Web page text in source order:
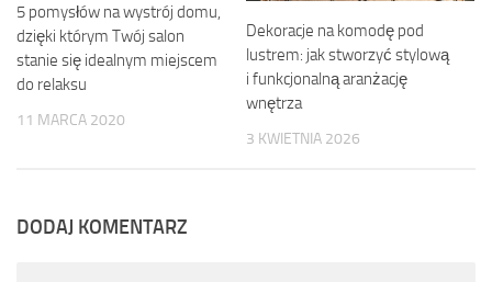
5 pomysłów na wystrój domu,
dzięki którym Twój salon
stanie się idealnym miejscem
do relaksu
11 MARCA 2020
Dekoracje na komodę pod
lustrem: jak stworzyć stylową
i funkcjonalną aranżację
wnętrza
3 KWIETNIA 2026
DODAJ KOMENTARZ